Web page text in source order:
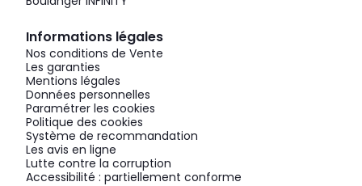
Informations légales
Nos conditions de Vente
Les garanties
Mentions légales
Données personnelles
Paramétrer les cookies
Politique des cookies
Système de recommandation
Les avis en ligne
Lutte contre la corruption
Accessibilité : partiellement conforme